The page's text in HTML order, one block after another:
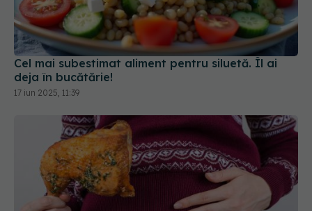
Cel mai subestimat aliment pentru siluetă. Îl ai
deja în bucătărie!
17 iun 2025, 11:39